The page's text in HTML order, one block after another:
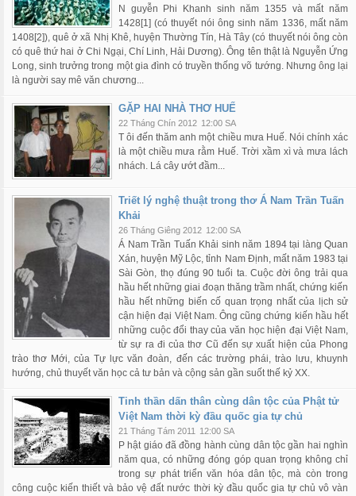
N guyễn Phi Khanh sinh năm 1355 và mất năm
1428[1] (có thuyết nói ông sinh năm 1336, mất năm
1408[2]), quê ở xã Nhị Khê, huyện Thường Tín, Hà Tây (có thuyết nói ông còn
có quê thứ hai ở Chi Ngại, Chí Linh, Hải Dương). Ông tên thật là Nguyễn Ứng
Long, sinh trưởng trong một gia đình có truyền thống võ tướng. Nhưng ông lại
là người say mê văn chương...
GẶP HAI NHÀ THƠ HUẾ
22 Tháng Chín 2012 12:00 SA
T ôi đến thăm anh một chiều mưa Huế. Nói chính xác
là một chiều mưa rằm Huế. Trời xầm xì và mưa lách
nhách. Lá cây ướt đầm...
Triết lý nghệ thuật trong thơ Á Nam Trần Tuấn
Khải
26 Tháng Giêng 2012 12:00 SA
Á Nam Trần Tuấn Khải sinh năm 1894 tại làng Quan
Xán, huyện Mỹ Lộc, tỉnh Nam Định, mất năm 1983 tại
Sài Gòn, thọ đúng 90 tuổi ta. Cuộc đời ông trải qua
hầu hết những giai đoạn thăng trầm nhất, chứng kiến
hầu hết những biến cố quan trọng nhất của lịch sử
cận hiện đại Việt Nam. Ông cũng chứng kiến hầu hết
những cuộc đổi thay của văn học hiện đại Việt Nam,
từ sự ra đi của thơ Cũ đến sự xuất hiện của Phong
trào thơ Mới, của Tự lực văn đoàn, đến các trường phái, trào lưu, khuynh
hướng, chủ thuyết văn học cả tư bản và cộng sản gần suốt thế kỷ XX.
Tinh thần dấn thân cùng dân tộc của Phật tử
Việt Nam thời kỳ đầu quốc gia tự chủ
21 Tháng Tám 2011 12:00 SA
P hật giáo đã đồng hành cùng dân tộc gần hai nghìn
năm qua, có những đóng góp quan trọng không chỉ
trong sự phát triển văn hóa dân tộc, mà còn trong
công cuộc kiến thiết và bảo vệ đất nước thời kỳ đầu quốc gia tự chủ vô vàn